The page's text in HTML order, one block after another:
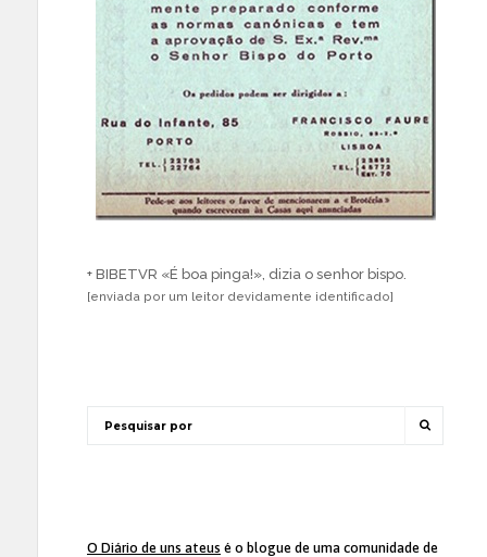
+ BIBETVR «É boa pinga!», dizia o senhor bispo.
[enviada por um leitor devidamente identificado]
O Diário de uns ateus é o blogue de uma comunidade de